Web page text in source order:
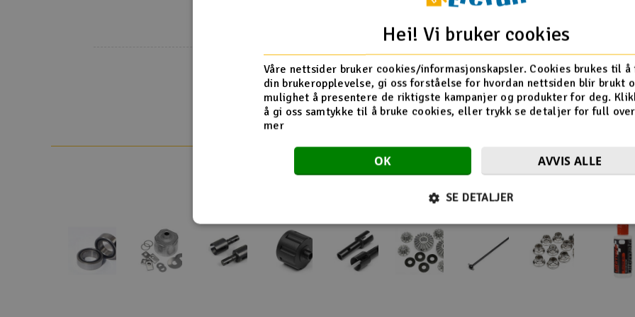
Flere så også på
Hei! Vi bruker cookies
Våre nettsider bruker cookies/informasjonskapsler. Cookies brukes til å
din brukeropplevelse, gi oss forståelse for hvordan nettsiden blir brukt
mulighet å presentere de riktigste kampanjer og produkter for deg.
å gi oss samtykke til å bruke cookies, eller trykk se detaljer for full
mer
OK AVVIS ALLE
SE DETALJER